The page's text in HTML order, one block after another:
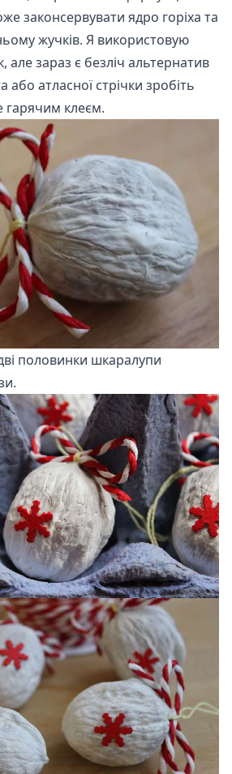
законсервувати ядро горіха та
жучків. Я використовую
але зараз є безліч альтернатив
або атласної стрічки зробіть
гарячим клеєм.
половинки шкаралупи